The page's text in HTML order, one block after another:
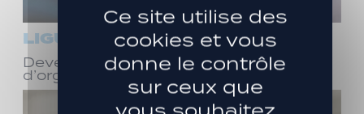
LIGUE 3
Devenez bénévole ! Réunion
d’organisation le samedi 8 août
Ce site utilise des
cookies et vous
donne le contrôle
sur ceux que